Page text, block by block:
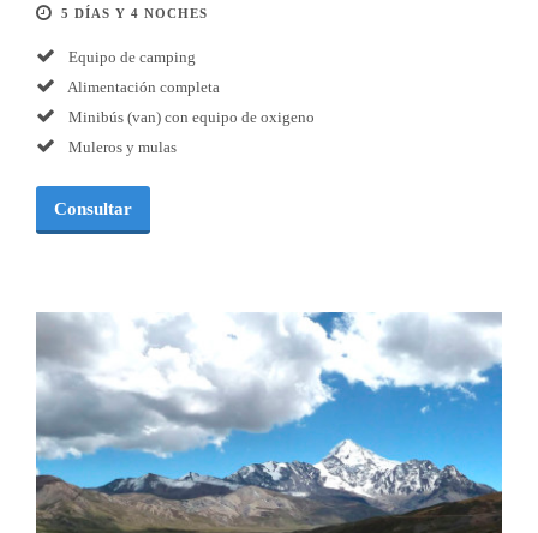
5 DÍAS Y 4 NOCHES
Equipo de camping
Alimentación completa
Minibús (van) con equipo de oxigeno
Muleros y mulas
Consultar